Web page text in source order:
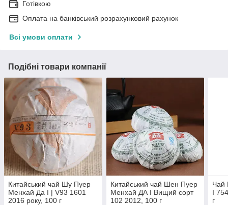
Готівкою
Оплата на банківський розрахунковий рахунок
Всі умови оплати
Подібні товари компанії
Китайський чай Шу Пуер
Менхай Да І | V93 1601
2016 року, 100 г
Китайський чай Шен Пуер
Менхай ДА І Вищий сорт
102 2012, 100 г
Чай
І
г